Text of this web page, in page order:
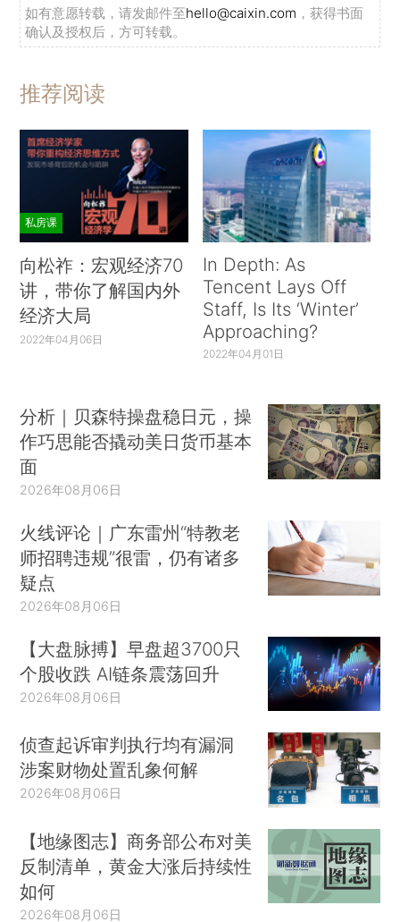
如有意愿转载，请发邮件至hello@caixin.com ，获得书面
确认及授权后，方可转载。
推荐阅读
私房课
向松祚：宏观经济70
讲，带你了解国内外
经济大局
2022年04月06日
In Depth: As
Tencent Lays Off
Staff, Is Its ‘Winter’
Approaching?
2022年04月01日
分析｜贝森特操盘稳日元，操
作巧思能否撬动美日货币基本
面
2026年08月06日
火线评论｜广东雷州“特教老
师招聘违规”很雷，仍有诸多
疑点
2026年08月06日
【大盘脉搏】早盘超3700只
个股收跌 AI链条震荡回升
2026年08月06日
侦查起诉审判执行均有漏洞
涉案财物处置乱象何解
2026年08月06日
【地缘图志】商务部公布对美
反制清单，黄金大涨后持续性
如何
2026年08月06日